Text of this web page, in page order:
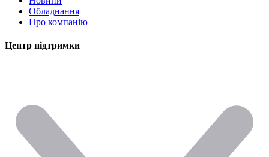
Обладнання
Про компанію
Центр підтримки